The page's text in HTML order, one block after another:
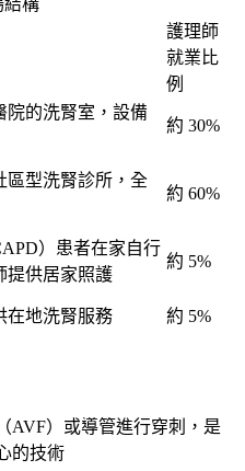
護理師
就業比
例
院的洗腎室，設備
約 30%
區型洗腎診所，全
約 60%
）患者在家自行
提供居家照護
約 5%
在地洗腎服務 約 5%
AVF）或導管進行穿刺，是
的技術